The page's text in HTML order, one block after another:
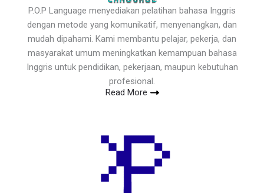
P.O.P Language menyediakan pelatihan bahasa Inggris
dengan metode yang komunikatif, menyenangkan, dan
mudah dipahami. Kami membantu pelajar, pekerja, dan
masyarakat umum meningkatkan kemampuan bahasa
Inggris untuk pendidikan, pekerjaan, maupun kebutuhan
profesional.
Read More